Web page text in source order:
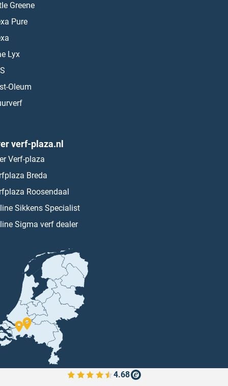
Greene
Pure
Lyx
Oleum
verf-plaza.nl
Verf-plaza
Breda
Roosendaal
Sikkens Specialist
Sigma verf dealer
4.68
Bekijk de verfplaza beoordelingen